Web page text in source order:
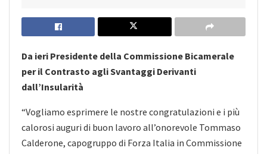
Da ieri Presidente della Commissione Bicamerale
per il Contrasto agli Svantaggi Derivanti
dall’Insularità
“Vogliamo esprimere le nostre congratulazioni e i più
calorosi auguri di buon lavoro all’onorevole Tommaso
Calderone, capogruppo di Forza Italia in Commissione